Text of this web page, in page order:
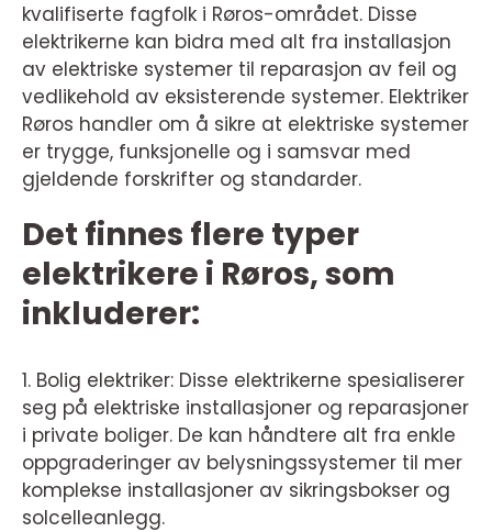
kvalifiserte fagfolk i Røros-området. Disse
elektrikerne kan bidra med alt fra installasjon
av elektriske systemer til reparasjon av feil og
vedlikehold av eksisterende systemer. Elektriker
Røros handler om å sikre at elektriske systemer
er trygge, funksjonelle og i samsvar med
gjeldende forskrifter og standarder.
Det finnes flere typer
elektrikere i Røros, som
inkluderer:
1. Bolig elektriker: Disse elektrikerne spesialiserer
seg på elektriske installasjoner og reparasjoner
i private boliger. De kan håndtere alt fra enkle
oppgraderinger av belysningssystemer til mer
komplekse installasjoner av sikringsbokser og
solcelleanlegg.